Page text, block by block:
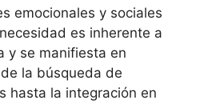
emocionales y sociales
es inherente a
y se manifiesta en
la búsqueda de
hasta la integración en